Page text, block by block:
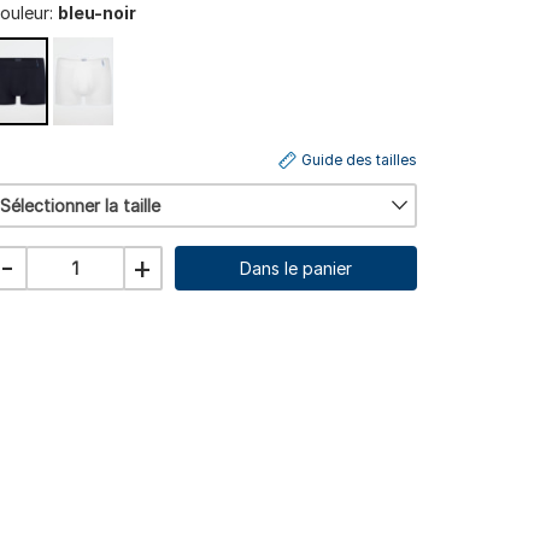
bleu-noir
Sélectionner la taille
Guide des tailles
- + Dans le panier